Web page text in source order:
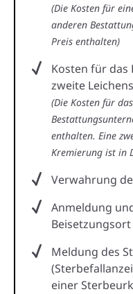
(Die Kosten für
anderen
Preis enthalten)
Kosten für
zweite
(Die Kosten für
enthalten. Eine
Kremierung ist in
Verwahrung
Anmeldung
Beisetzungsort
Meldung des
einer